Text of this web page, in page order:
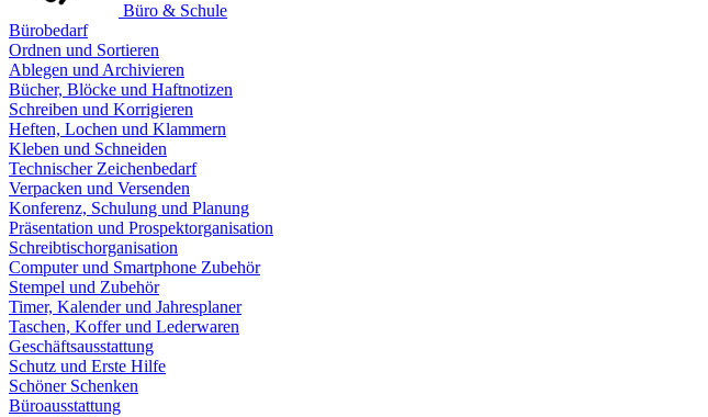
Büro & Schule
Bürobedarf
Ordnen und Sortieren
Ablegen und Archivieren
Bücher, Blöcke und Haftnotizen
Schreiben und Korrigieren
Heften, Lochen und Klammern
Kleben und Schneiden
Technischer Zeichenbedarf
Verpacken und Versenden
Konferenz, Schulung und Planung
Präsentation und Prospektorganisation
Schreibtischorganisation
Computer und Smartphone Zubehör
Stempel und Zubehör
Timer, Kalender und Jahresplaner
Taschen, Koffer und Lederwaren
Geschäftsausstattung
Schutz und Erste Hilfe
Schöner Schenken
Büroausstattung